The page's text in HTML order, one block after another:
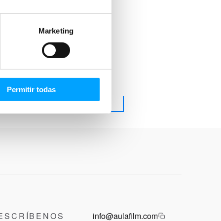
Marketing
Permitir todas
info@aulafilm.com